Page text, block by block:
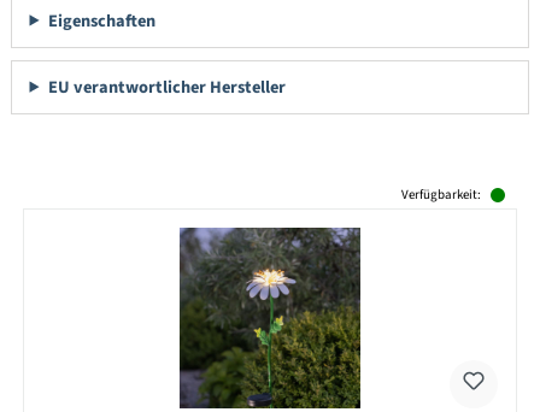
Eigenschaften
EU verantwortlicher Hersteller
Verfügbarkeit: